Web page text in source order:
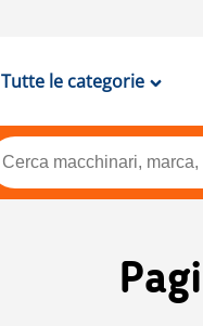
Tutte le categorie